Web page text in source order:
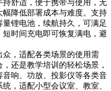
舒适，便于携带与使用，无
降低部署成本与难度。支持
锂电池，续航持久，可满足
时间充电即可恢复满电，避
，适配各类场景的使用需
还是教学培训的轻松场景，
响、功放、投影仪等各类音
，适配小型会议室、教室、